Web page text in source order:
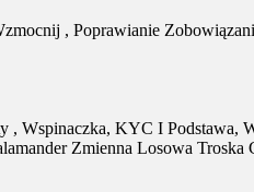
, Poprawianie
Wspinaczka, KYC I Podstawa,
Zmienna Losowa